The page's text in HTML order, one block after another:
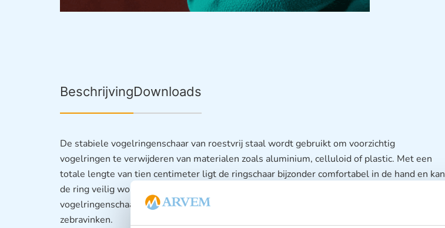
BeschrijvingDownloads
De stabiele vogelringenschaar van roestvrij staal wordt gebruikt om voorzichtig
vogelringen te verwijderen van materialen zoals aluminium, celluloid of plastic. Met een
totale lengte van tien centimeter ligt de ringschaar bijzonder comfortabel in de hand en kan
de ring veilig worden doorgeknipt, zonder de poot van de vogel te verwonden.
vogelringenschaar is geschikt voor gebruik bij kleine vogels zoals grasparkieten, kanaries of
zebravinken.